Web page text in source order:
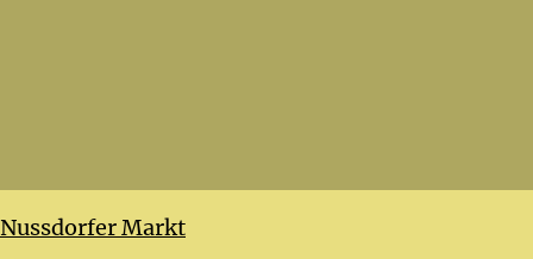
Nussdorfer Markt